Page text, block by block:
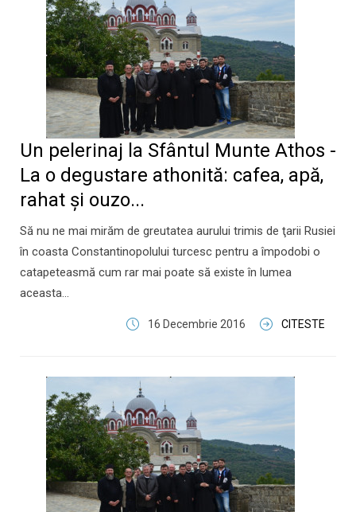
Un pelerinaj la Sfântul Munte Athos -
La o degustare athonită: cafea, apă,
rahat şi ouzo...
Să nu ne mai mirăm de greutatea aurului trimis de ţarii Rusiei
în coasta Constantinopolului turcesc pentru a împodobi o
catapeteasmă cum rar mai poate să existe în lumea
aceasta...
16 Decembrie 2016 CITESTE